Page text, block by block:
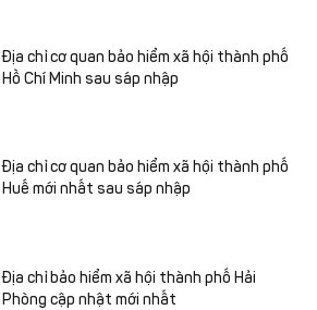
Địa chỉ cơ quan bảo hiểm xã hội thành phố
Hồ Chí Minh sau sáp nhập
Địa chỉ cơ quan bảo hiểm xã hội thành phố
Huế mới nhất sau sáp nhập
Địa chỉ bảo hiểm xã hội thành phố Hải
Phòng cập nhật mới nhất